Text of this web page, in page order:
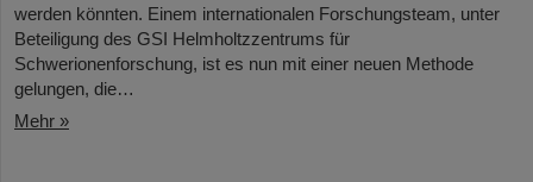
werden könnten. Einem internationalen Forschungsteam, unter
Beteiligung des GSI Helmholtzzentrums für
Schwerionenforschung, ist es nun mit einer neuen Methode
gelungen, die…
Mehr »